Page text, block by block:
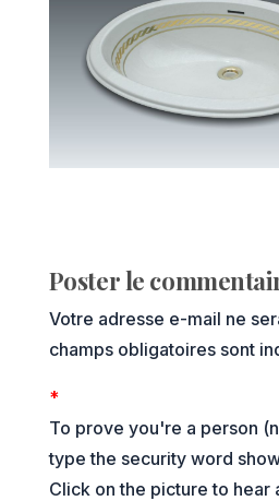
Poster le
Votre adresse e-mail ne
champs obligatoires sont
*
To prove you're a person
type the security word
Click on the picture to hear